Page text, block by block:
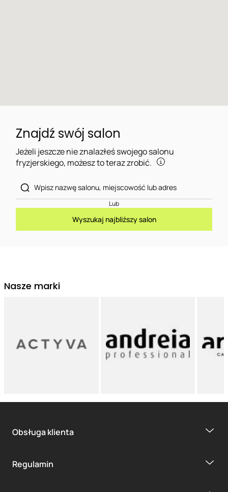
Znajdź swój salon
Jeżeli jeszcze nie znalazłeś swojego salonu
fryzjerskiego, możesz to teraz zrobić.
Lub
Wyszukaj najbliższy salon
Nasze marki
Obsługa klienta
Regulamin